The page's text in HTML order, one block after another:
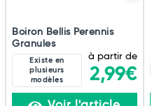
Boiron Bellis Perennis
Granules
Existe en
plusieurs
modèles
à partir de
2,99€